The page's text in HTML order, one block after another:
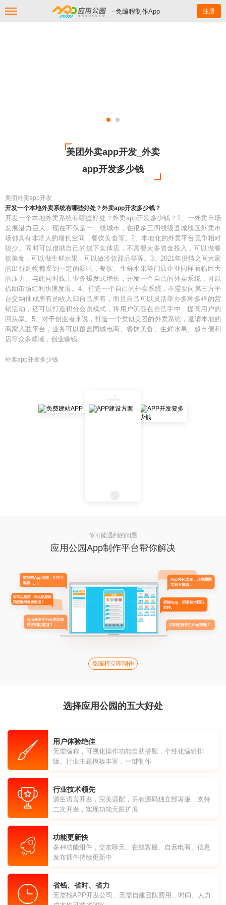
--免编程制作App 注册
美团外卖app开发_外卖
app开发多少钱
美团外卖app开发
开发一个本地外卖系统有哪些好处？外卖app开发多少钱？
开发一个本地外卖系统有哪些好处？外卖app开发多少钱？1、一外卖市场
发展潜力巨大。现在不仅是一二线城市，在很多三四线级县城地区外卖市
场都具有非常大的增长空间，餐饮美食等。2、本地化的外卖平台竞争相对
较少。同时可以借助自己的线下实体店，不需要太多资金投入，可以做餐
饮美食，可以做生鲜水果，可以做冷饮甜品等等。3、2021年疫情之间大家
的出行购物都受到一定的影响，餐饮、生鲜水果等门店企业同样面临巨大
的压力。与此同时线上业务爆发式增长，开发一个自己的外卖系统，可以
借助市场红利快速发展。4、打造一个自己的外卖系统，不需要向第三方平
台交纳抽成所有的收入归自己所有，而且自己可以灵活举办多种多样的营
销活动，还可以打造积分会员模式，将用户沉淀在自己手中，提高用户的
回头率。5、对于创业者来说，打造一个类似美团的外卖系统，邀请本地的
商家入驻平台，业务可以覆盖同城电商、餐饮美食、生鲜水果、超市便利
店等众多领域，创业赚钱。
外卖app开发多少钱
你可能遇到的问题
应用公园App制作平台帮你解决
免编程立即制作
选择应用公园的五大好处
用户体验绝佳
无需编程，可视化操作功能自助搭配，个性化编辑排
版。行业主题模板丰富，一键制作
行业技术领先
源生语言开发，完美适配，另有源码独立部署版，支持
二次开发，实现功能无限扩展
功能更新快
多种功能组件，交友聊天、在线客服、自营电商、信息
发布插件持续更新中
省钱、省时、省力
无需找APP开发公司、无需自建团队费用、时间、人力